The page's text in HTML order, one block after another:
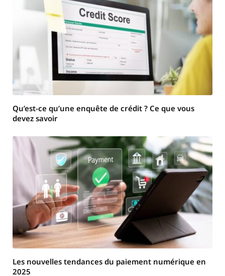
Qu’est-ce qu’une enquête de crédit ? Ce que vous
devez savoir
Les nouvelles tendances du paiement numérique en
2025